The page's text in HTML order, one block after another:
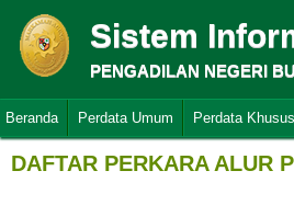
Sistem
PENGADILAN NEGERI
Beranda Perdata Umum Perdata Khusus
DAFTAR PERKARA ALUR